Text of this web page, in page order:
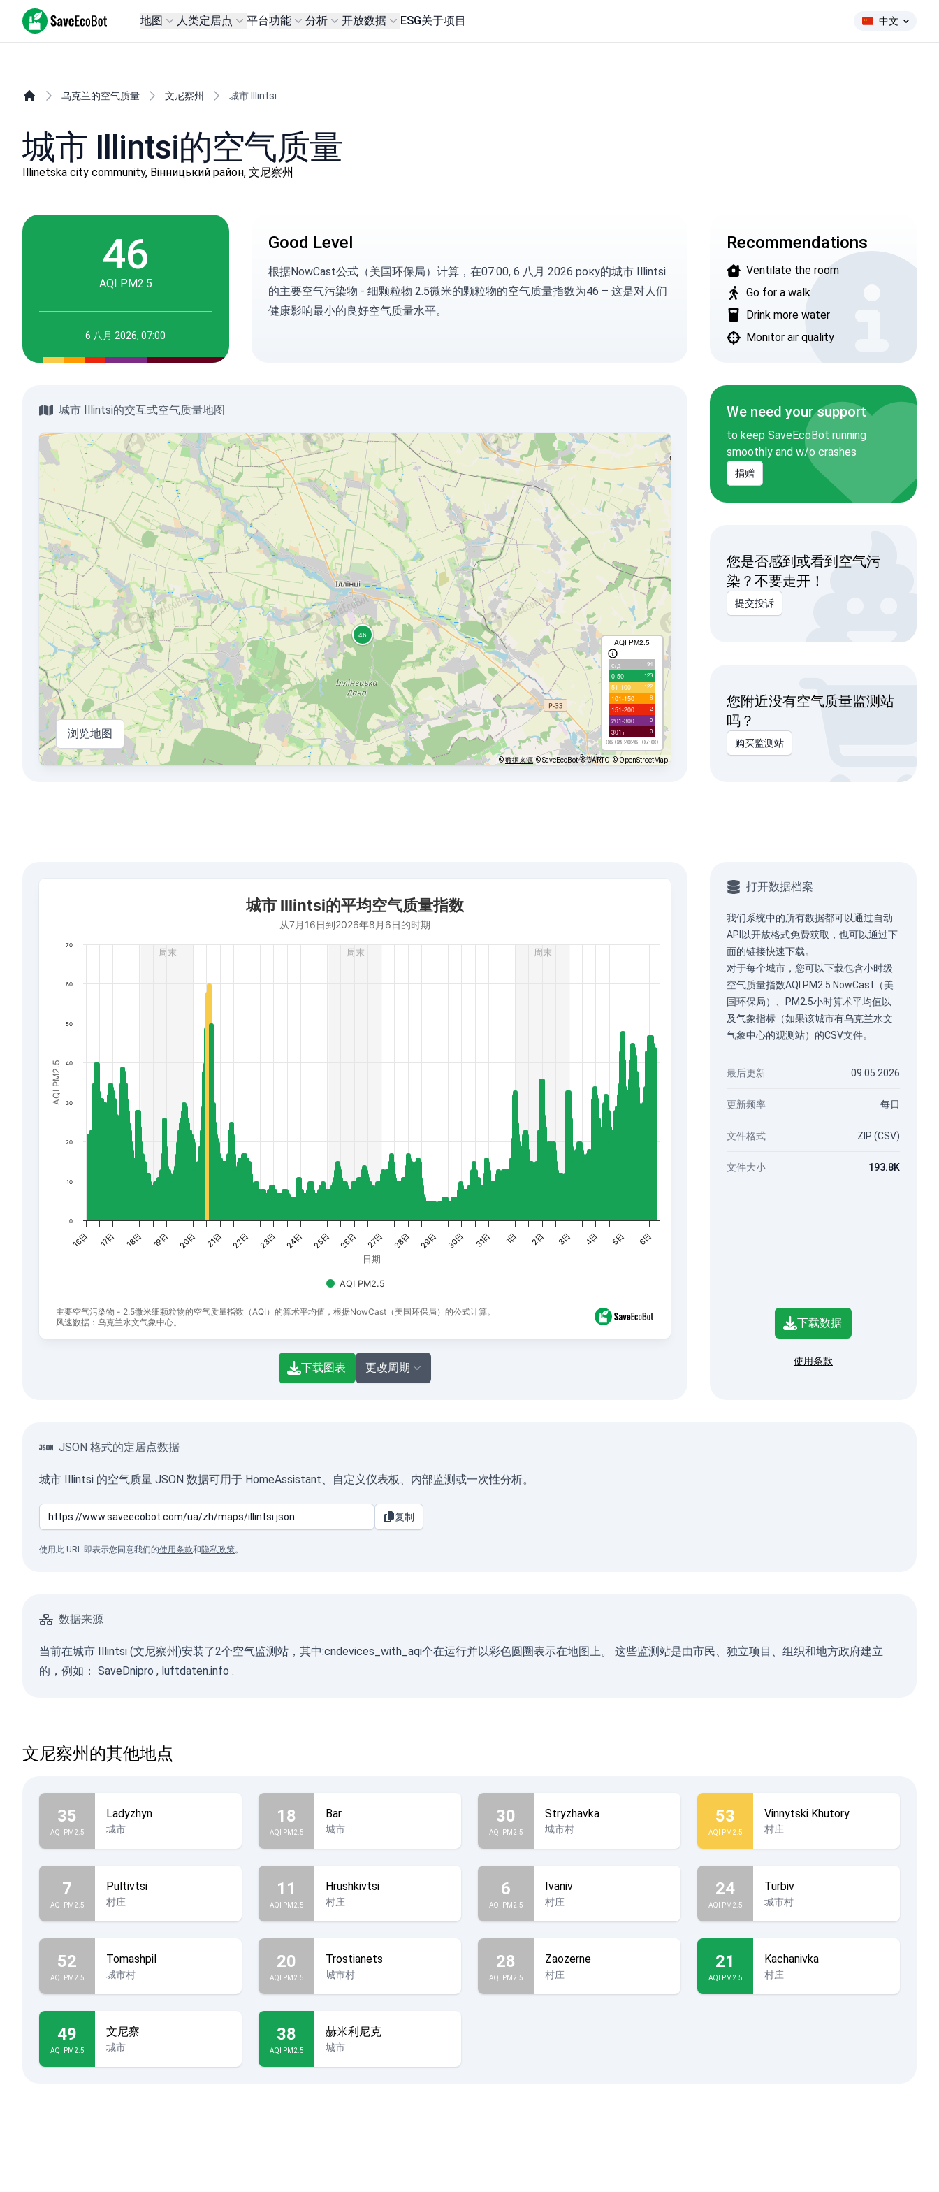
SaveEcoBot 地图 人类定居点 平台功能 分析 开放数据 ESG关于项目 中文
乌克兰的空气质量 文尼察州 城市 Illintsi
城市 Illintsi的空气质量
Illinetska city community, Вінницький район, 文尼察州
46
AQI PM2.5
6 八月 2026, 07:00
Good Level
根据NowCast公式（美国环保局） 计算，在07:00, 6 八月 2026 року的城市 Illintsi
的主要空气污染物 - 细颗粒物 2.5微米的颗粒物的空气质量指数为46 – 这是对人们
健康影响最小的良好空气质量水平。
Recommendations
Ventilate the room
Go for a walk
Drink more water
Monitor air quality
城市 Illintsi的交互式空气质量地图
AQI PM2.5
с/д 94
0-50 123
51-100 122
101-150 8
151-200 2
201-300 0
301+ 0
06.08.2026, 07:00
浏览地图
©数据来源 © SaveEcoBot © CARTO © OpenStreetMap
We need your support
to keep SaveEcoBot running
smoothly and w/o crashes
捐赠
您是否感到或看到空气污
染？不要走开！
提交投诉
您附近没有空气质量监测站
吗？
购买监测站
The chart has 1 Y axis displaying AQI PM2.5. Data ranges from 4 to 60.
主要空气污染物 - 2.5微米细颗粒物的空气质量指数（AQI）的算术平均值，根据NowCast（美国环保局）的公式计算。
风速数据：乌克兰水文气象中心。
周末
周末
周末
日期
AQI PM2.5
城市 Illintsi的平均空气质量指数
从7月16日到2026年8月6日的时期
AQI PM2.5
16日 17日 18日 19日 20日 21日 22日 23日 24日 25日 26日 27日 28日 29日 30日 31日 1日 2日 3日 4日 5日 6日
0
10
20
30
40
50
60
70
End of interactive chart.
下载图表
更改周期
打开数据档案
我们系统中的所有数据都可以通过自动
API 以开放格式免费获取，也可以通过下
面的链接快速下载。
对于每个城市，您可以下载包含小时级
空气质量指数AQI PM2.5 NowCast（美
国环保局）、PM2.5小时算术平均值以
及气象指标（如果该城市有乌克兰水文
气象中心的观测站）的CSV文件。
最后更新 09.05.2026
更新频率 每日
文件格式 ZIP (CSV)
文件大小 193.8K
下载数据
使用条款
JSON 格式的定居点数据
城市 Illintsi 的空气质量 JSON 数据可用于 HomeAssistant、自定义仪表板、内部监测或一次性分析。
复制
使用此 URL 即表示您同意我们的使用条款和隐私政策。
数据来源
当前在城市 Illintsi (文尼察州)安装了2个空气监测站，其中:cndevices_with_aqi个在运行并以彩色圆圈表示在地图上。 这些监测站是由市民、独立项目、组织和地方政府建立
的，例如： SaveDnipro , luftdaten.info .
文尼察州的其他地点
35
AQI PM2.5
Ladyzhyn
城市
18
AQI PM2.5
Bar
城市
30
AQI PM2.5
Stryzhavka
城市村
53
AQI PM2.5
Vinnytski Khutory
村庄
7
AQI PM2.5
Pultivtsi
村庄
11
AQI PM2.5
Hrushkivtsi
村庄
6
AQI PM2.5
Ivaniv
村庄
24
AQI PM2.5
Turbiv
城市村
52
AQI PM2.5
Tomashpil
城市村
20
AQI PM2.5
Trostianets
城市村
28
AQI PM2.5
Zaozerne
村庄
21
AQI PM2.5
Kachanivka
村庄
49
AQI PM2.5
文尼察
城市
38
AQI PM2.5
赫米利尼克
城市